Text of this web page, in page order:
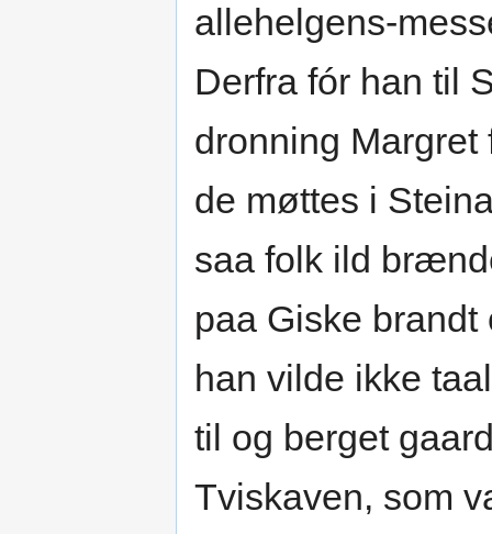
allehelgens-
Derfra fór han til
dronning
de møttes i
saa folk ild
paa Giske
han vilde ikke
til og berget
Tviskaven, som